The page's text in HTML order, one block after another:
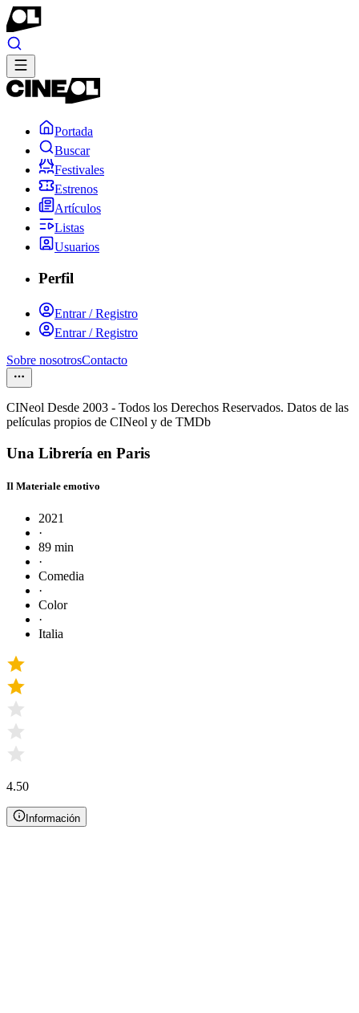
Portada
Buscar
Festivales
Estrenos
Artículos
Listas
Usuarios
Perfil
Entrar / Registro
Entrar / Registro
Sobre nosotrosContacto
CINeol Desde 2003 - Todos los Derechos Reservados. Datos de las
películas propios de CINeol y de TMDb
Una Librería en Paris
Il Materiale emotivo
2021
·
89 min
·
Comedia
·
Color
·
Italia
4.50
Información